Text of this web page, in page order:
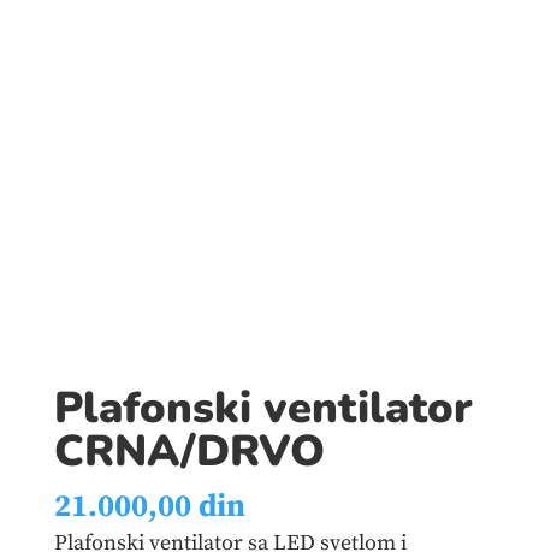
Plafonski ventilator
CRNA/DRVO
21.000,00din
Plafonski ventilator sa LED svetlom i